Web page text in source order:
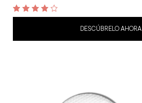
4.2
DESCÚBRELO AHORA